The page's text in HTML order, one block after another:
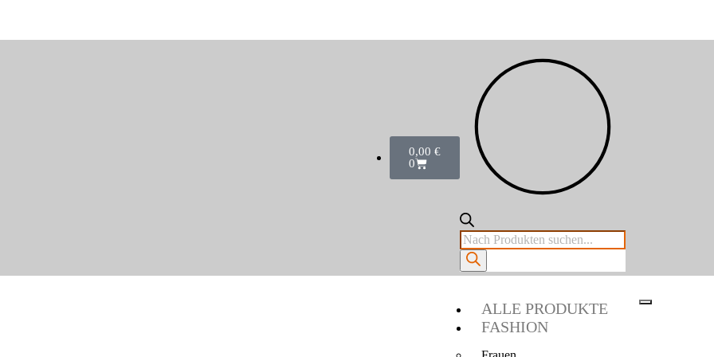
0,00 €
0
ALLE PRODUKTE
FASHION